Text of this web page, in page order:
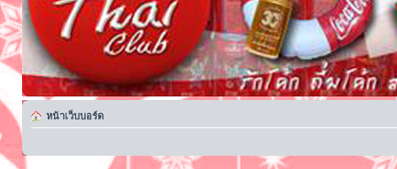
หน้าเว็บบอร์ด